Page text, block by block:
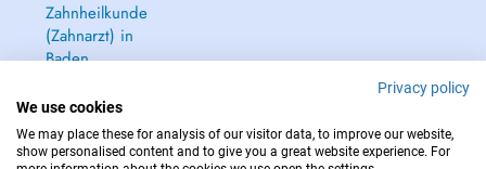
Zahnheilkunde
(Zahnarzt) in
Baden
(Hautarzt) in Baden
Alle anzeigen →
Privacy policy
We use cookies
We may place these for analysis of our visitor data, to improve our website,
show personalised content and to give you a great website experience. For